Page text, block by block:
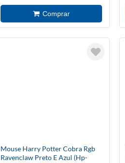
Mouse Harry Potter Cobra Rgb
Ravenclaw Preto E Azul (Hp-